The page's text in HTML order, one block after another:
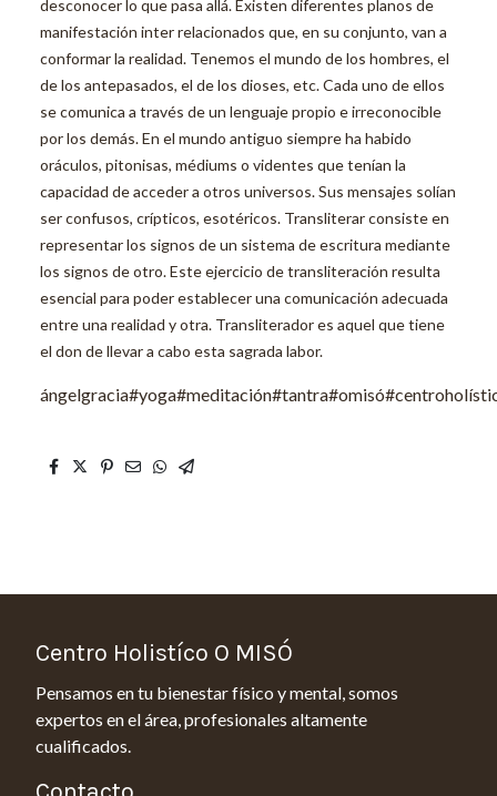
desconocer lo que pasa allá. Existen diferentes planos de
manifestación inter relacionados que, en su conjunto, van a
conformar la realidad. Tenemos el mundo de los hombres, el
de los antepasados, el de los dioses, etc. Cada uno de ellos
se comunica a través de un lenguaje propio e irreconocible
por los demás. En el mundo antiguo siempre ha habido
oráculos, pitonisas, médiums o videntes que tenían la
capacidad de acceder a otros universos. Sus mensajes solían
ser confusos, crípticos, esotéricos. Transliterar consiste en
representar los signos de un sistema de escritura mediante
los signos de otro. Este ejercicio de transliteración resulta
esencial para poder establecer una comunicación adecuada
entre una realidad y otra. Transliterador es aquel que tiene
el don de llevar a cabo esta sagrada labor.
Centro Holistíco O MISÓ
Pensamos en tu bienestar físico y mental, somos
expertos en el área, profesionales altamente
cualificados.